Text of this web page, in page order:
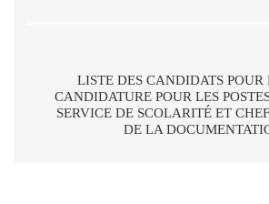
LISTE DES CANDIDATS POUR
CANDIDATURE POUR LES
SERVICE DE SCOLARITÉ ET
DE LA